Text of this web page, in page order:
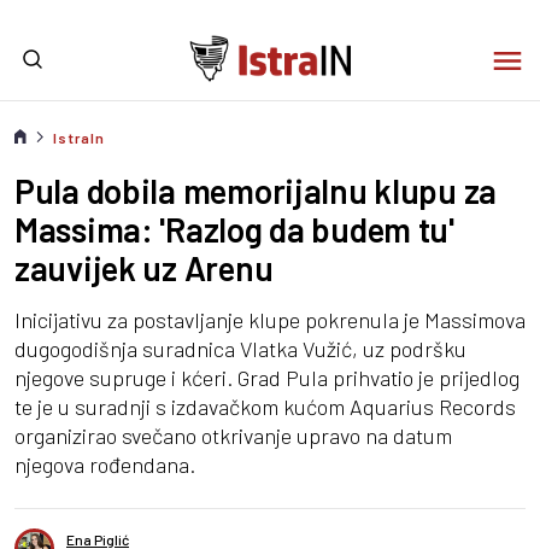
IstraIn
Pula dobila memorijalnu klupu za
Massima: 'Razlog da budem tu'
zauvijek uz Arenu
Inicijativu za postavljanje klupe pokrenula je Massimova
dugogodišnja suradnica Vlatka Vužić, uz podršku
njegove supruge i kćeri. Grad Pula prihvatio je prijedlog
te je u suradnji s izdavačkom kućom Aquarius Records
organizirao svečano otkrivanje upravo na datum
njegova rođendana.
Ena Piglić